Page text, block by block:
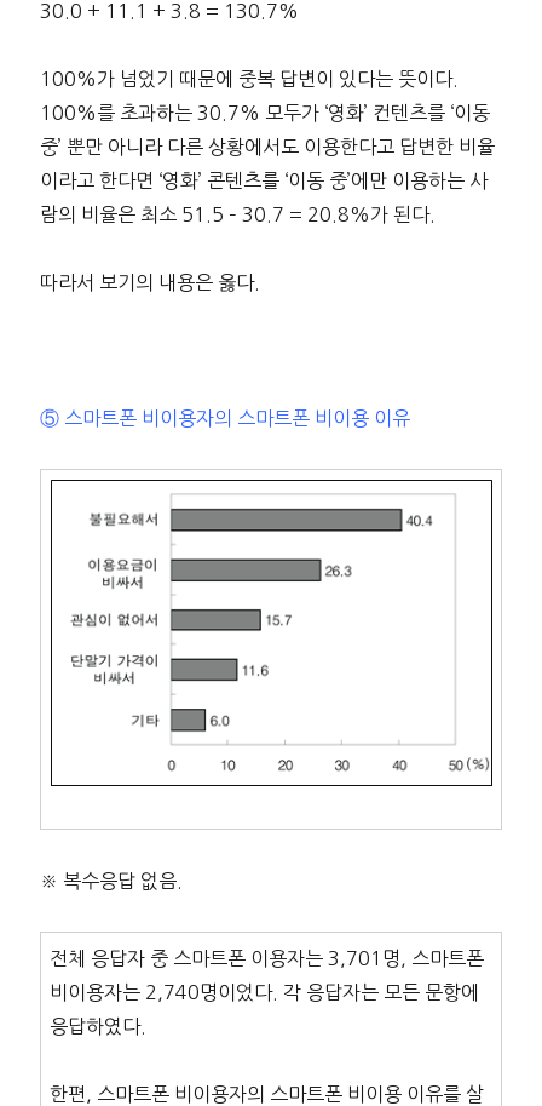
30.0 + 11.1 + 3.8 = 130.7%
100%가 넘었기 때문에 중복 답변이 있다는 뜻이다.
100%를 초과하는 30.7% 모두가 ‘영화’ 컨텐츠를 ‘이동
중’ 뿐만 아니라 다른 상황에서도 이용한다고 답변한 비율
이라고 한다면 ‘영화’ 콘텐츠를 ‘이동 중’에만 이용하는 사
람의 비율은 최소 51.5 – 30.7 = 20.8%가 된다.
따라서 보기의 내용은 옳다.
⑤ 스마트폰 비이용자의 스마트폰 비이용 이유
※ 복수응답 없음.
전체 응답자 중 스마트폰 이용자는 3,701명, 스마트폰
비이용자는 2,740명이었다. 각 응답자는 모든 문항에
응답하였다.
한편, 스마트폰 비이용자의 스마트폰 비이용 이유를 살